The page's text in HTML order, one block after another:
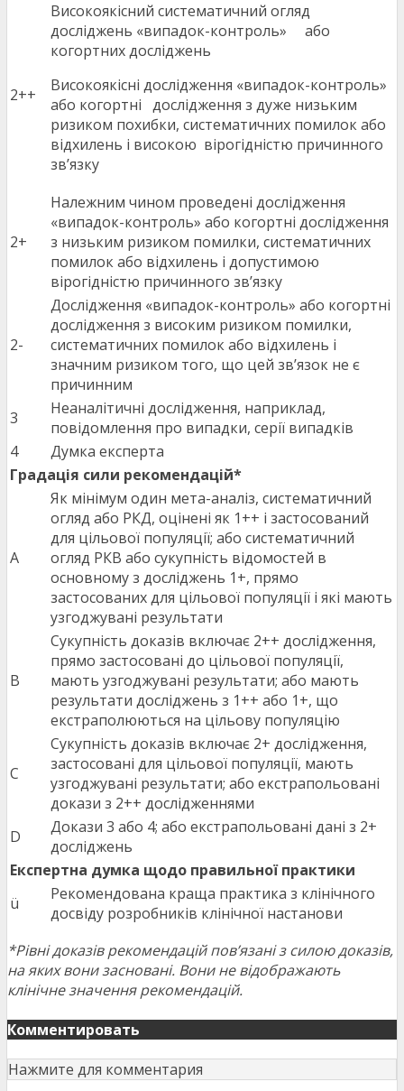
2++
Високоякісний систематичний огляд
досліджень «випадок-контроль» або
когортних досліджень
Високоякісні дослідження «випадок-контроль»
або когортні дослідження з дуже низьким
ризиком похибки, систематичних помилок або
відхилень і високою вірогідністю причинного
зв’язку
2+
Належним чином проведені дослідження
«випадок-контроль» або когортні дослідження
з низьким ризиком помилки, систематичних
помилок або відхилень і допустимою
вірогідністю причинного зв’язку
2-
Дослідження «випадок-контроль» або когортні
дослідження з високим ризиком помилки,
систематичних помилок або відхилень і
значним ризиком того, що цей зв’язок не є
причинним
3
Неаналітичні дослідження, наприклад,
повідомлення про випадки, серії випадків
4
Думка експерта
Градація сили рекомендацій*
A
Як мінімум один мета-аналіз, систематичний
огляд або РКД, оцінені як 1++ і застосований
для цільової популяції; або систематичний
огляд РКВ або сукупність відомостей в
основному з досліджень 1+, прямо
застосованих для цільової популяції і які мають
узгоджувані результати
B
Сукупність доказів включає 2++ дослідження,
прямо застосовані до цільової популяції,
мають узгоджувані результати; або мають
результати досліджень з 1++ або 1+, що
екстраполюються на цільову популяцію
C
Сукупність доказів включає 2+ дослідження,
застосовані для цільової популяції, мають
узгоджувані результати; або екстрапольовані
докази з 2++ дослідженнями
D
Докази 3 або 4; або екстрапольовані дані з 2+
досліджень
Експертна думка щодо правильної практики
ü
Рекомендована краща практика з клінічного
досвіду розробників клінічної настанови
*Рівні доказів рекомендацій пов’язані з силою доказів,
на яких вони засновані. Вони не відображають
клінічне значення рекомендацій.
Комментировать
Нажмите для комментария